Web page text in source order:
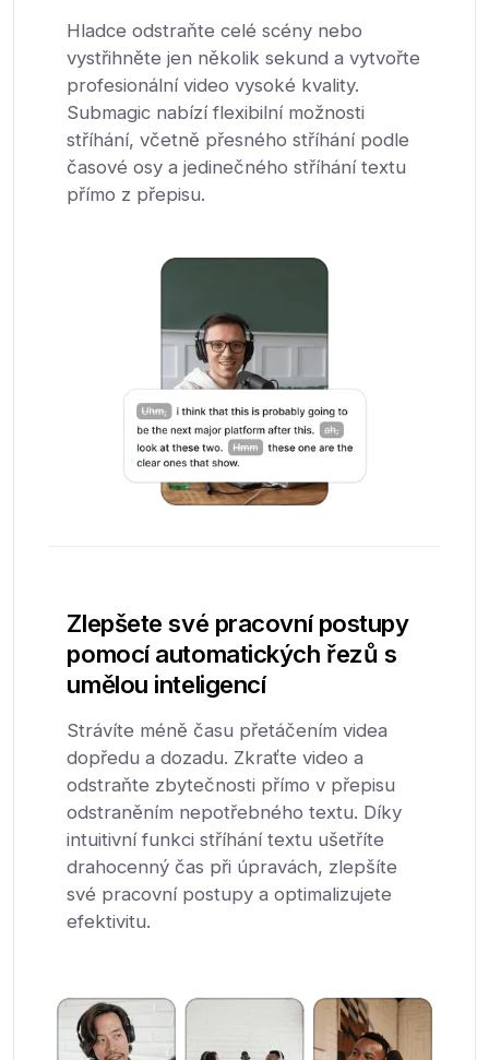
Hladce odstraňte celé scény nebo
vystřihněte jen několik sekund a vytvořte
profesionální video vysoké kvality.
Submagic nabízí flexibilní možnosti
stříhání, včetně přesného stříhání podle
časové osy a jedinečného stříhání textu
přímo z přepisu.
Zlepšete své pracovní postupy
pomocí automatických řezů s
umělou inteligencí
Strávíte méně času přetáčením videa
dopředu a dozadu. Zkraťte video a
odstraňte zbytečnosti přímo v přepisu
odstraněním nepotřebného textu. Díky
intuitivní funkci stříhání textu ušetříte
drahocenný čas při úpravách, zlepšíte
své pracovní postupy a optimalizujete
efektivitu.